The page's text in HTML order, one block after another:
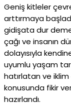
Geniş kitleler
arttırmaya
gidişata dur
çağı ve insanın
dolayısıyla
uyumlu yaşam
hatırlatan ve
konusunda fikir
hazırlandı.